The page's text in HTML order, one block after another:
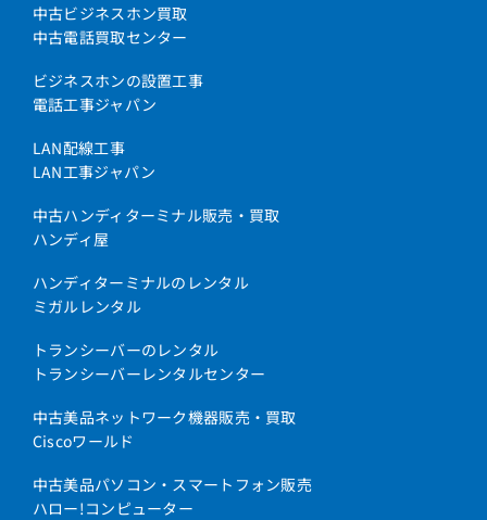
中古ビジネスホン買取
中古電話買取センター
ビジネスホンの設置工事
電話工事ジャパン
LAN配線工事
LAN工事ジャパン
中古ハンディターミナル販売・買取
ハンディ屋
ハンディターミナルのレンタル
ミガルレンタル
トランシーバーのレンタル
トランシーバーレンタルセンター
中古美品ネットワーク機器販売・買取
Ciscoワールド
中古美品パソコン・スマートフォン販売
ハロー!コンピューター